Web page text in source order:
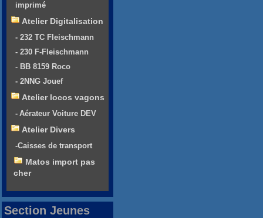
imprimé
Atelier Digitalisation
- 232 TC Fleischmann
- 230 F-Fleischmann
- BB 8159 Roco
- 2NNG Jouef
Atelier locos vagons
- Aérateur Voiture DEV
Atelier Divers
-Caisses de transport
Matos import pas
cher
Section Jeunes